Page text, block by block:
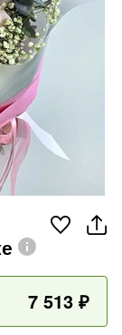
7 513 ₽